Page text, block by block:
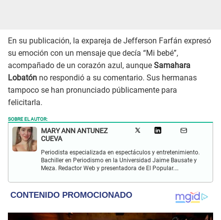
En su publicación, la expareja de Jefferson Farfán expresó
su emoción con un mensaje que decía “Mi bebé”,
acompañado de un corazón azul, aunque Samahara
Lobatón no respondió a su comentario. Sus hermanas
tampoco se han pronunciado públicamente para
felicitarla.
SOBRE EL AUTOR:
MARY ANN ANTUNEZ
CUEVA
Periodista especializada en espectáculos y entretenimiento.
Bachiller en Periodismo en la Universidad Jaime Bausate y
Meza. Redactor Web y presentadora de El Popular.
y espectáculos internacional.